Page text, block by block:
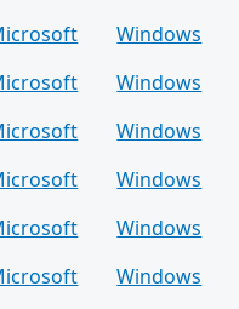
Windows
Windows
Windows
Windows
Windows
Windows